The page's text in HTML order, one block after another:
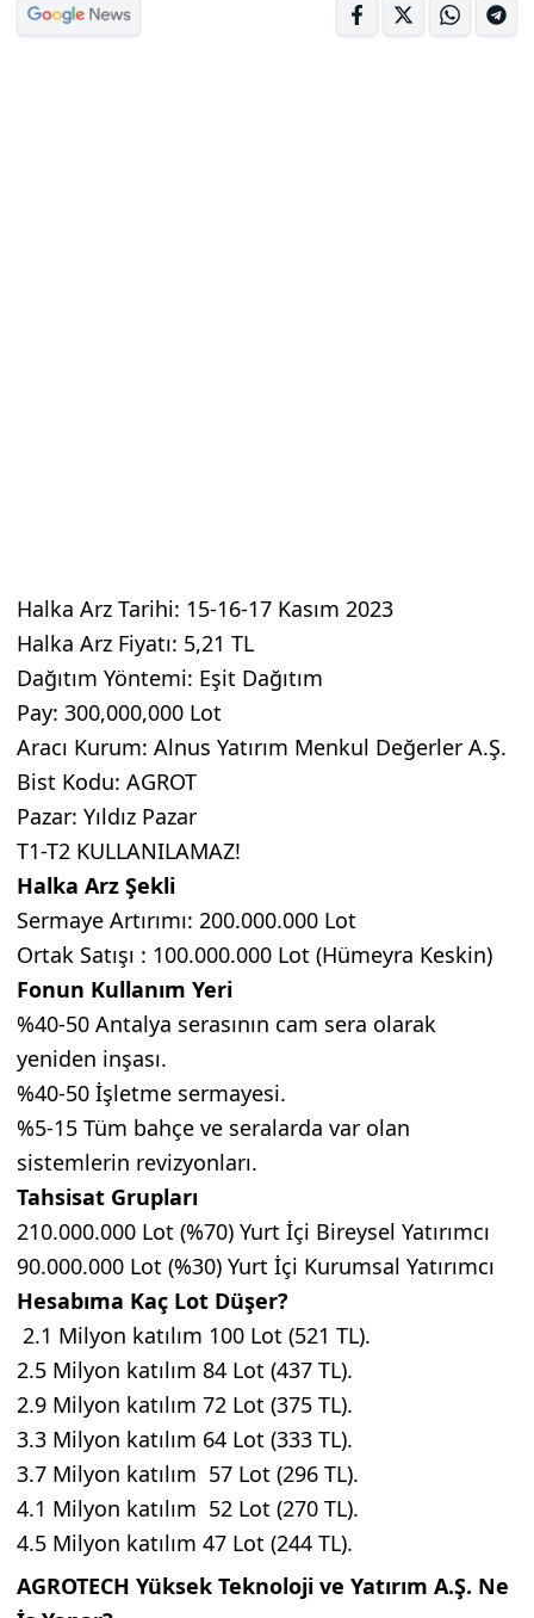
Halka Arz Tarihi: 15-16-17 Kasım 2023
Halka Arz Fiyatı: 5,21 TL
Dağıtım Yöntemi: Eşit Dağıtım
Pay: 300,000,000 Lot
Aracı Kurum: Alnus Yatırım Menkul Değerler A.Ş.
Bist Kodu: AGROT
Pazar: Yıldız Pazar
T1-T2 KULLANILAMAZ!
Halka Arz Şekli
Sermaye Artırımı: 200.000.000 Lot
Ortak Satışı : 100.000.000 Lot (Hümeyra Keskin)
Fonun Kullanım Yeri
%40-50 Antalya serasının cam sera olarak
yeniden inşası.
%40-50 İşletme sermayesi.
%5-15 Tüm bahçe ve seralarda var olan
sistemlerin revizyonları.
Tahsisat Grupları
210.000.000 Lot (%70) Yurt İçi Bireysel Yatırımcı
90.000.000 Lot (%30) Yurt İçi Kurumsal Yatırımcı
Hesabıma Kaç Lot Düşer?
2.1 Milyon katılım 100 Lot (521 TL).
2.5 Milyon katılım 84 Lot (437 TL).
2.9 Milyon katılım 72 Lot (375 TL).
3.3 Milyon katılım 64 Lot (333 TL).
3.7 Milyon katılım 57 Lot (296 TL).
4.1 Milyon katılım 52 Lot (270 TL).
4.5 Milyon katılım 47 Lot (244 TL).
AGROTECH Yüksek Teknoloji ve Yatırım A.Ş. Ne